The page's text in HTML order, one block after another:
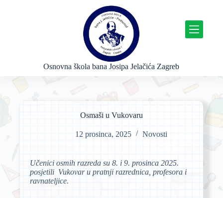
n
Osnovna škola bana Josipa Jelačića Zagreb
Osmaši u Vukovaru
12 prosinca, 2025 Novosti
Učenici osmih razreda su 8. i 9. prosinca 2025.
posjetili Vukovar u pratnji razrednica, profesora i
ravnateljice.